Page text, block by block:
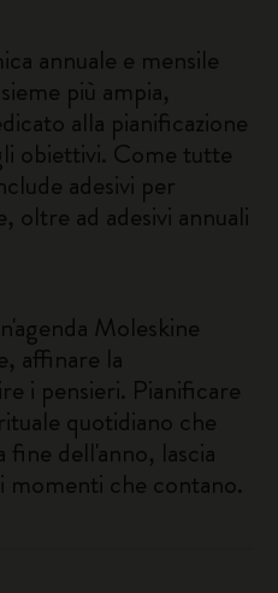
annuale e mensile
più ampia,
alla pianificazione
obiettivi. Come tutte
adesivi per
oltre ad adesivi annuali
Moleskine
affinare la
i pensieri. Pianificare
quotidiano che
fine dell'anno, lascia
momenti che contano.